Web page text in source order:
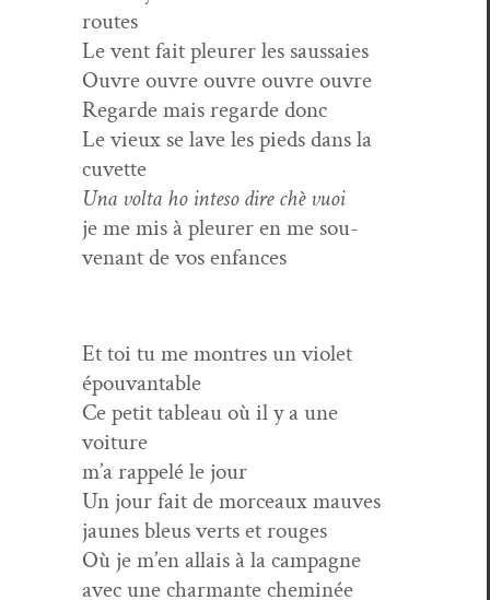
routes
Le vent fait pleur­er les saussaies
Ouvre ouvre ouvre ouvre ouvre
Regarde mais regarde donc
Le vieux se lave les pieds dans la
cuvette
Una vol­ta ho inte­so dire chè vuoi
je me mis à pleur­er en me sou­
venant de vos enfances
Et toi tu me mon­tres un violet
épouvantable
Ce petit tableau où il y a une
voiture
m’a rap­pelé le jour
Un jour fait de morceaux mauves
jaunes bleus verts et rouges
Où je m’en allais à la campagne
avec une char­mante cheminée